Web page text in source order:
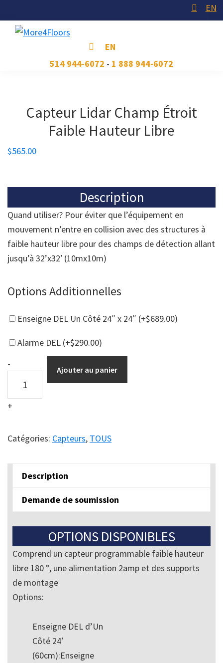
to
primary
to
main
to
footer
EN
EN
514 944-6072 - 1 888 944-6072
Capteur Lidar Champ Étroit
Faible Hauteur Libre
$565.00
Description
Quand utiliser? Pour éviter que l’équipement en
mouvement n’entre en collision avec des structures à
faible hauteur libre pour des champs de détection allant
jusqu’à 32’x32′ (10mx10m)
Options Additionnelles
Enseigne DEL Un Côté 24″ x 24″ (+$689.00)
Alarme DEL (+$290.00)
Capteur
Champ
Étroit
Hauteur
quantity
-
+
Ajouter au panier
Catégories: Capteurs, TOUS
Description
Demande de soumission
OPTIONS DISPONIBLES
Comprend un capteur programmable faible hauteur
libre 180 °, une alimentation 2amp et des supports
de montage
Options:
Enseigne DEL d’Un
Côté 24′
(60cm):Enseigne